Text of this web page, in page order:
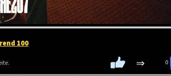
100
⇒ 0